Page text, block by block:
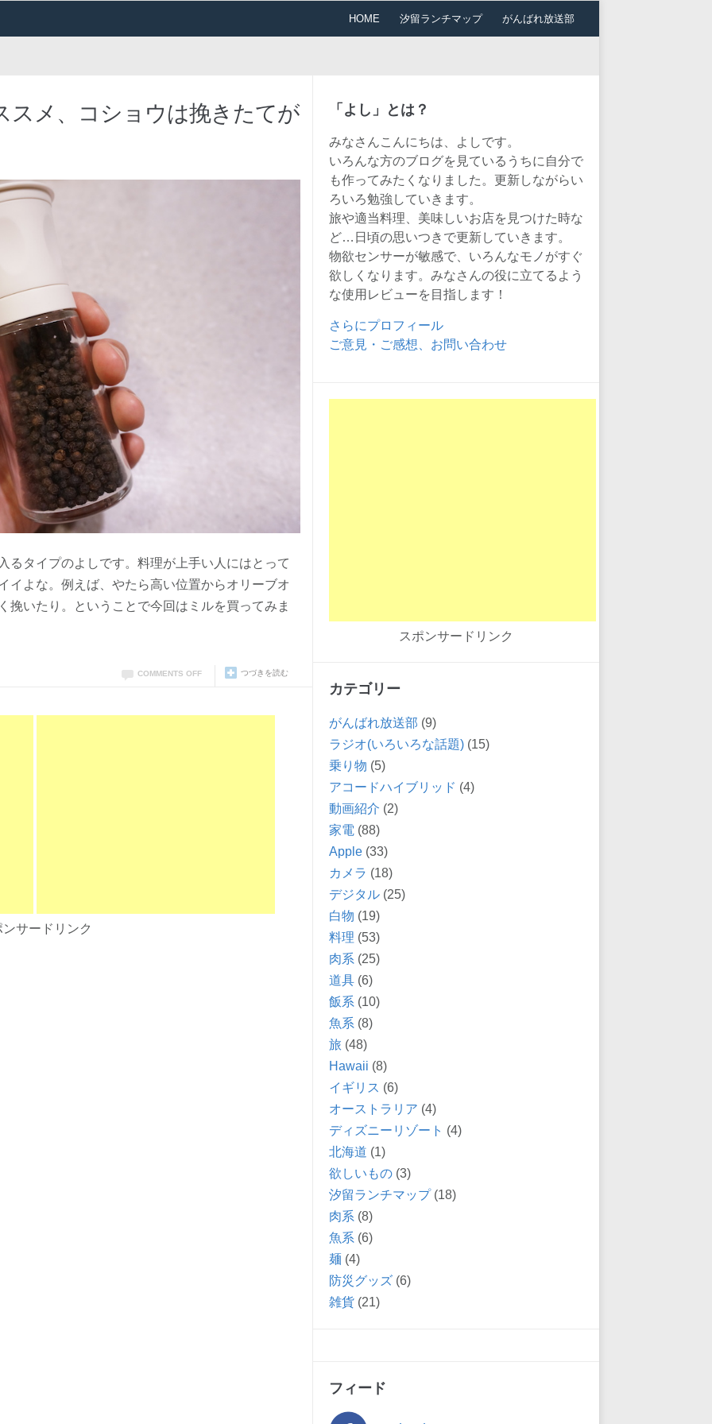
HOME 汐留ランチマップ がんばれ放送部
スメ、コショウは挽きたてが
るタイプのよしです。料理が上手い人にはとって
イよな。例えば、やたら高い位置からオリーブオ
挽いたり。ということで今回はミルを買ってみま
つづきを読む
COMMENTS OFF
サードリンク
「よし」とは？
みなさんこんにちは、よしです。
いろんな方のブログを見ているうちに自分で
も作ってみたくなりました。更新しながらい
ろいろ勉強していきます。
旅や適当料理、美味しいお店を見つけた時な
ど…日頃の思いつきで更新していきます。
物欲センサーが敏感で、いろんなモノがすぐ
欲しくなります。みなさんの役に立てるよう
な使用レビューを目指します！
さらにプロフィール
ご意見・ご感想、お問い合わせ
スポンサードリンク
カテゴリー
がんばれ放送部 (9)
ラジオ(いろいろな話題) (15)
乗り物 (5)
アコードハイブリッド (4)
動画紹介 (2)
家電 (88)
Apple (33)
カメラ (18)
デジタル (25)
白物 (19)
料理 (53)
肉系 (25)
道具 (6)
飯系 (10)
魚系 (8)
旅 (48)
Hawaii (8)
イギリス (6)
オーストラリア (4)
ディズニーリゾート (4)
北海道 (1)
欲しいもの (3)
汐留ランチマップ(18)
肉系 (8)
魚系 (6)
麺 (4)
防災グッズ (6)
雑貨 (21)
フィード